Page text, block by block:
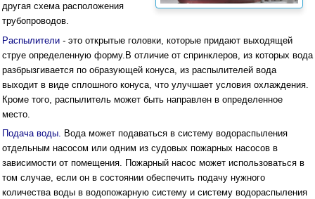
другая схема расположения
трубопроводов.
Распылители - это открытые головки, которые придают выходящей
струе определенную форму.В отличие от спринклеров, из которых вода
разбрызгивается по образующей конуса, из распылителей вода
выходит в виде сплошного конуса, что улучшает условия охлаждения.
Кроме того, распылитель может быть направлен в определенное
место.
Подача воды. Вода может подаваться в систему водораспыления
отдельным насосом или одним из судовых пожарных насосов в
зависимости от помещения. Пожарный насос может использоваться в
том случае, если он в состоянии обеспечить подачу нужного
количества воды в водопожарную систему и систему водораспыления